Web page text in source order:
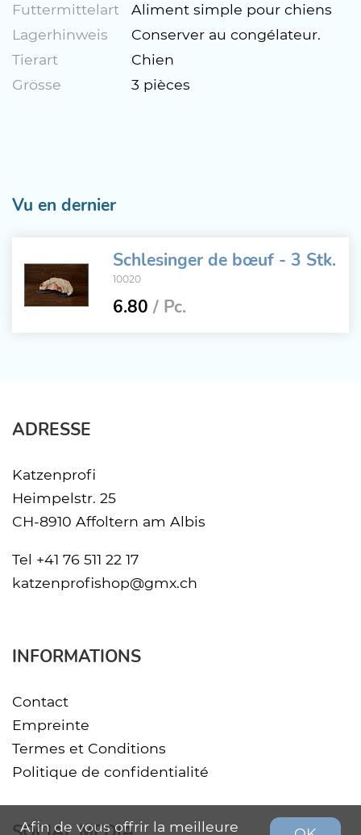
Futtermittelart
Aliment simple pour chiens
Lagerhinweis
Conserver au congélateur.
Tierart
Chien
Grösse
3 pièces
Vu en dernier
Schlesinger de bœuf - 3 Stk.
10020
6.80 / Pc.
ADRESSE
Katzenprofi
Heimpelstr. 25
CH-8910 Affoltern am Albis
Tel +41 76 511 22 17
katzenprofishop@gmx.ch
INFORMATIONS
Contact
Empreinte
Termes et Conditions
Politique de confidentialité
Afin de vous offrir la meilleure